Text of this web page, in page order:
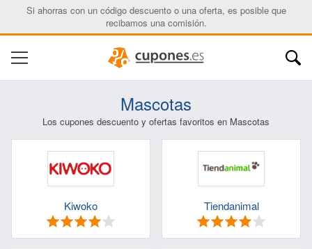
Si ahorras con un código descuento o una oferta, es posible que
recibamos una comisión.
Mascotas
Los cupones descuento y ofertas favoritos en Mascotas
Kiwoko Tiendanimal
Nombre:
Correo electrónico: